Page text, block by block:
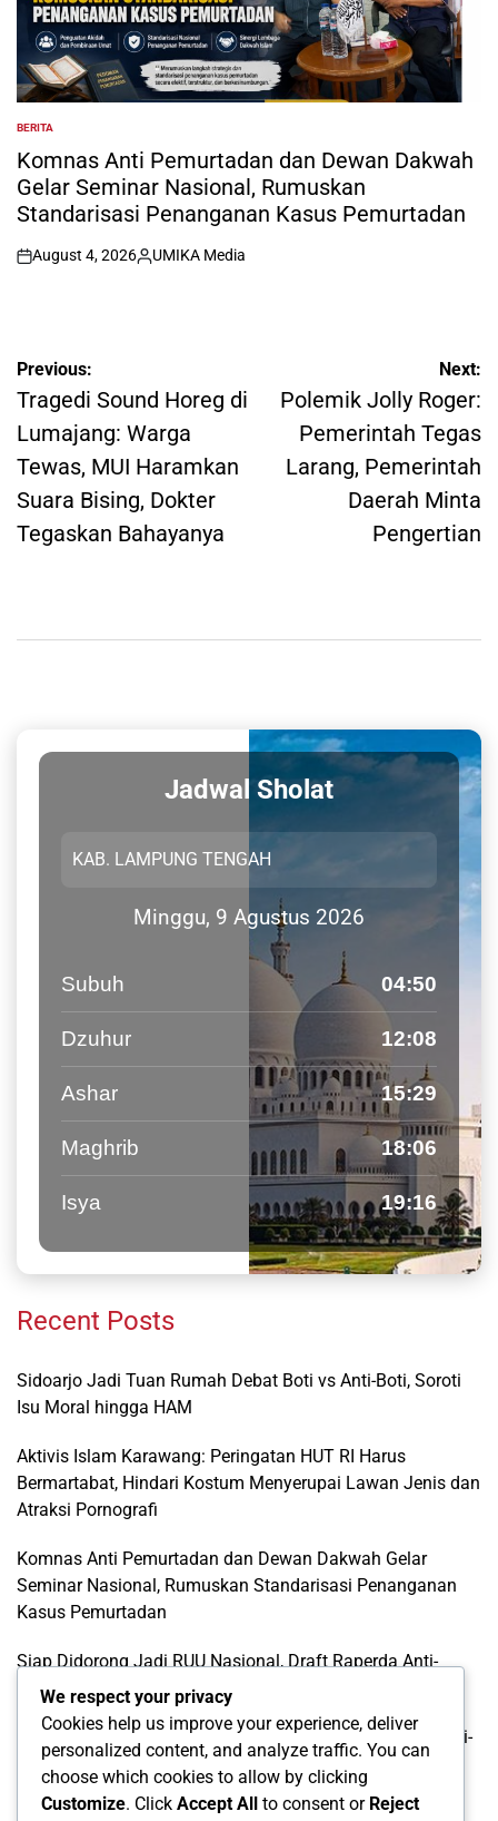
POSTED
IN
BERITA
Komnas Anti Pemurtadan dan Dewan Dakwah
Gelar Seminar Nasional, Rumuskan
Standarisasi Penanganan Kasus Pemurtadan
on
August 4, 2026
Posted
UMIKA Media
Post
navigation
Previous:
Tragedi Sound Horeg di
Lumajang: Warga
Tewas, MUI Haramkan
Suara Bising, Dokter
Tegaskan Bahayanya
Next:
Polemik Jolly Roger:
Pemerintah Tegas
Larang, Pemerintah
Daerah Minta
Pengertian
Jadwal Sholat
Minggu, 9 Agustus 2026
Subuh 04:50
Dzuhur 12:08
Ashar 15:29
Maghrib 18:06
Isya 19:16
Recent Posts
Sidoarjo Jadi Tuan Rumah Debat Boti vs Anti-Boti, Soroti
Isu Moral hingga HAM
Aktivis Islam Karawang: Peringatan HUT RI Harus
Bermartabat, Hindari Kostum Menyerupai Lawan Jenis dan
Atraksi Pornografi
Komnas Anti Pemurtadan dan Dewan Dakwah Gelar
Seminar Nasional, Rumuskan Standarisasi Penanganan
Kasus Pemurtadan
Siap Didorong Jadi RUU Nasional, Draft Raperda Anti-
LGBTQ+ Karawang Diterima Ust. Roinul Balad
Wujud Kontribusi Karawang: Cetuskan Draft Raperda Anti-
L68TQ+ Hingga Tingkat Pusat
We respect your privacy
Cookies help us improve your experience, deliver
personalized content, and analyze traffic. You can
choose which cookies to allow by clicking
Customize. Click Accept All to consent or Reject